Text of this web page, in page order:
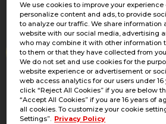
1 けねす
Lv.23
青い
青い
青い
We use cookies to improve your experience
personalize content and ads, to provide
to analyze our traffic. We share information
website with our social media, advertising
who may combine it with other information
to them or that they have collected from
We do not set and use cookies for the
website experience or advertisement or
web access analytics for our users under 16
click “Reject All Cookies” if you are below
“Accept All Cookies” if you are 16 years of
all cookies. To customize your cookie
Settings”. Privacy Policy